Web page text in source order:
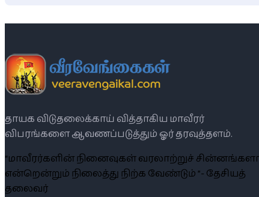
தாயக விடுதலைக்காய் வித்தாகிய மாவீரர்
விபரங்களை ஆவணப்படுத்தும் ஓர் தரவுத்தளம்.
“மாவீரர்களின் நினைவுகள் வரலாற்றுச்
என்றென்றும் நிலைத்து நிற்க வேண்டும் ”- தேசியத்
தலைவர்